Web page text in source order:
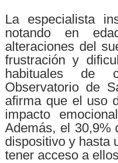
La especialista
notando en
alteraciones del
frustración y
habituales de
Observatorio de
afirma que el uso
impacto
Además, el 30,9%
dispositivo y hasta
tener acceso a